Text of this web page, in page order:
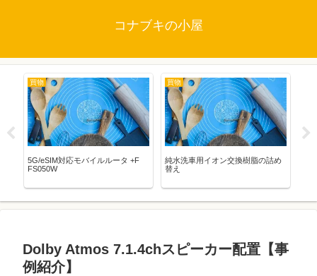
コナブキの小屋
買物
5G/eSIM対応モバイルルータ +F
FS050W
買物
純水洗車用イオン交換樹脂の詰め
替え
Dolby Atmos 7.1.4chスピーカー配置【事
例紹介】